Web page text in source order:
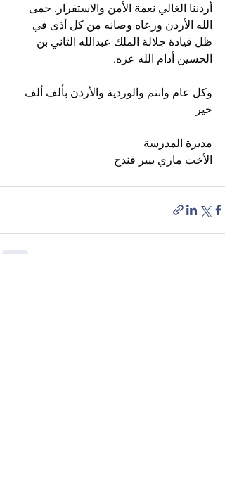
أردننا الغالي نعمة الأمن والاستقرار. حمى
الله الأردن ورعاه وصانه من كل أذى في
ظل قيادة جلالة الملك عبدالله الثاني بن
الحسين أدام الله عزه.
وكل عام وانتم والوردية والأردن بألف ألف
خير
مديرة المدرسة
الأخت ماري بيير قندح